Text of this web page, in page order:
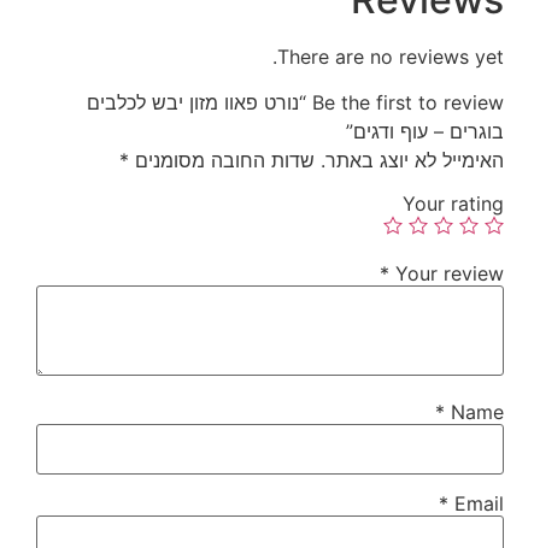
There are no reviews yet.
Be the first to review “נורט פאוו מזון יבש לכלבים
בוגרים – עוף ודגים”
האימייל לא יוצג באתר. שדות החובה מסומנים *
Your rating
Your review
*
Name
*
Email
*